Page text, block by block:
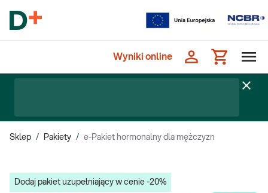
Wyniki online
Sklep / Pakiety / e-Pakiet hormonalny dla mężczyzn
Dodaj pakiet uzupełniający w cenie -20%